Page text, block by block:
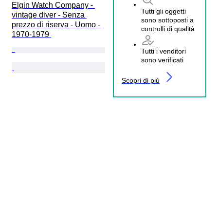
Tutti gli oggetti
sono sottoposti a
controlli di qualità
Tutti i venditori
sono verificati
Scopri di più
Elgin Watch Company -
vintage diver - Senza
prezzo di riserva - Uomo -
1970-1979